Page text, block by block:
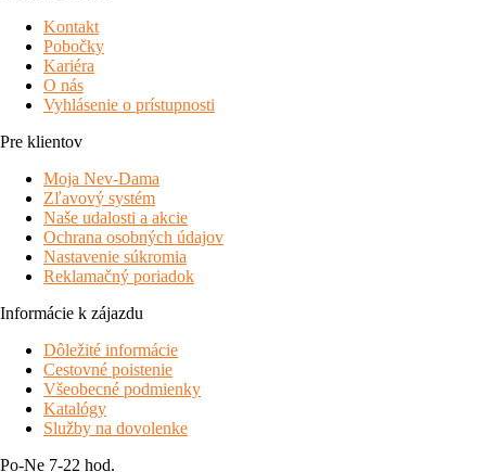
Kontakt
Pobočky
Kariéra
O nás
Vyhlásenie o prístupnosti
Pre klientov
Moja Nev-Dama
Zľavový systém
Naše udalosti a akcie
Ochrana osobných údajov
Nastavenie súkromia
Reklamačný poriadok
Informácie k zájazdu
Dôležité informácie
Cestovné poistenie
Všeobecné podmienky
Katalógy
Služby na dovolenke
Po-Ne 7-22 hod.